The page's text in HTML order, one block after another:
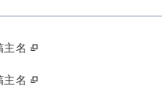
主名
主名